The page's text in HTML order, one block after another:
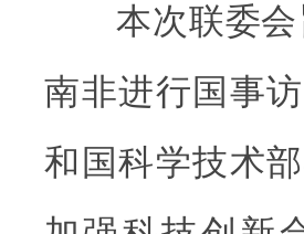
本次联委会
南非进行国事
和国科学技术